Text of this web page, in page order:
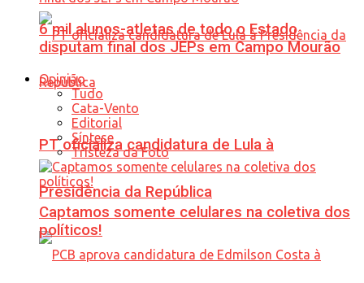
PT oficializa candidatura de Lula à
Presidência da República
6 mil alunos-atletas de todo o Estado
disputam final dos JEPs em Campo Mourão
Opinião
Tudo
Cata-Vento
Editorial
Síntese
Tristeza da Foto
Captamos somente celulares na coletiva dos
políticos!